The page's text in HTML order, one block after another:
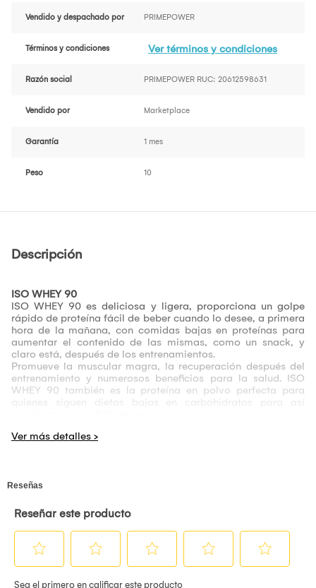
Vendido y despachado por PRIMEPOWER
Términos y condiciones Ver términos y condiciones
Razón social PRIMEPOWER RUC: 20612598631
Vendido por Marketplace
Garantía 1 mes
Peso 10
Descripción
ISO WHEY 90
ISO WHEY 90 es deliciosa y ligera, proporciona un golpe
rápido de proteína fácil de beber cuando lo desee, a primera
hora de la mañana, con comidas bajas en proteínas para
aumentar el contenido de las mismas, como un snack, y
claro está, después de los entrenamientos.
Promueve la muscular magra, la recuperación después del
entrenamiento y numerosos beneficios para la salud. ISO
WHEY 90 también es la proteína en polvo perfecta para
quienes siguen dietas bajas en carbohidratos para así
Para un delicioso batido de proteína, mezcle un servicio de
Instrucciones
día; puede ser consumido además en cualquier acción que
usted lo requiera.
Advertencia
No administrar en lactantes, niños menores de doce años,
mujeres embarazadas o en etapa de lactancia.
Proteger del calor, la luz y la humedad.
Almacenar de 15° – 30° C